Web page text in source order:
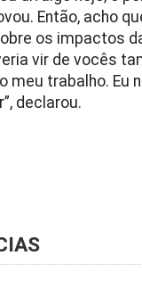
Então, acho
os impactos
vir de vocês
meu trabalho. Eu
declarou.